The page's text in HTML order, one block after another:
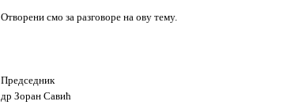
Отворени смо за разговоре на ову тему.
Председник
др Зоран Савић